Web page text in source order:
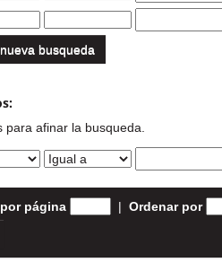
busqueda
para afinar la busqueda.
página | Ordenar por